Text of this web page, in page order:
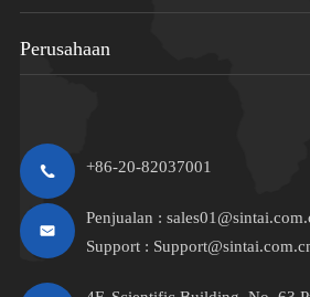
Perusahaan
+86-20-82037001
Penjualan :
Support :